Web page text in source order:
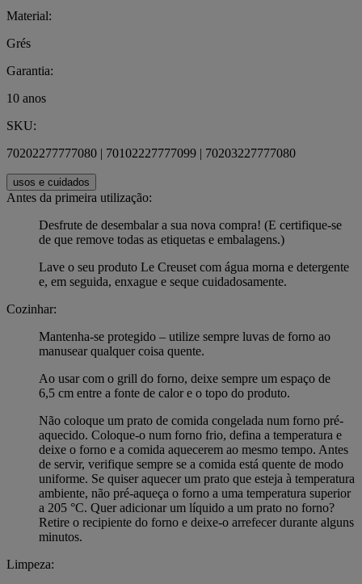
Material:
Grés
Garantia:
10 anos
SKU:
70202277777080 | 70102227777099 | 70203227777080
usos e cuidados
Antes da primeira utilização:
Desfrute de desembalar a sua nova compra! (E certifique-se
de que remove todas as etiquetas e embalagens.)
Lave o seu produto Le Creuset com água morna e detergente
e, em seguida, enxague e seque cuidadosamente.
Cozinhar:
Mantenha-se protegido – utilize sempre luvas de forno ao
manusear qualquer coisa quente.
Ao usar com o grill do forno, deixe sempre um espaço de
6,5 cm entre a fonte de calor e o topo do produto.
Não coloque um prato de comida congelada num forno pré-
aquecido. Coloque-o num forno frio, defina a temperatura e
deixe o forno e a comida aquecerem ao mesmo tempo. Antes
de servir, verifique sempre se a comida está quente de modo
uniforme. Se quiser aquecer um prato que esteja à temperatura
ambiente, não pré-aqueça o forno a uma temperatura superior
a 205 °C. Quer adicionar um líquido a um prato no forno?
Retire o recipiente do forno e deixe-o arrefecer durante alguns
minutos.
Limpeza: